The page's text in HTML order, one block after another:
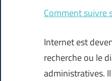
Comment suivre
Internet est
recherche ou le
administratives.